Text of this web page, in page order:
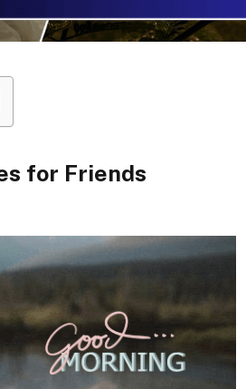
for Friends